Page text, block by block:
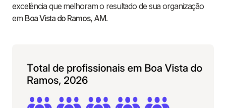
excelência que melhoram o resultado de sua organização
em Boa Vista do Ramos, AM.